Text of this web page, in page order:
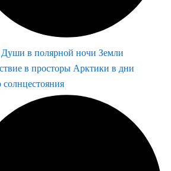
в полярной ночи Земли
в просторы Арктики в дни
солнцестояния